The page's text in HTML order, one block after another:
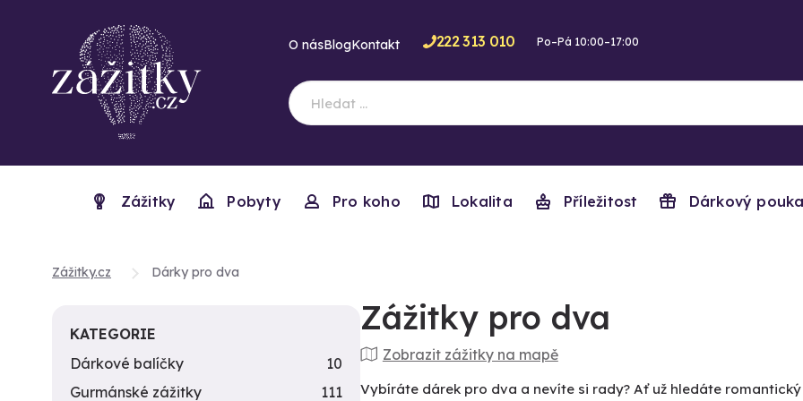
O násBlogKontakt 222 313 010 Po–Pá 10:00–17:00
Zážitky Pobyty Pro koho Lokalita Příležitost Dárkový
Zážitky.cz Dárky pro dva
Zážitky pro dva
Zobrazit zážitky na mapě
Vybíráte dárek pro dva a nevíte si rady? Ať už hledáte
KATEGORIE
Dárkové balíčky
10
Gurmánské zážitky
111